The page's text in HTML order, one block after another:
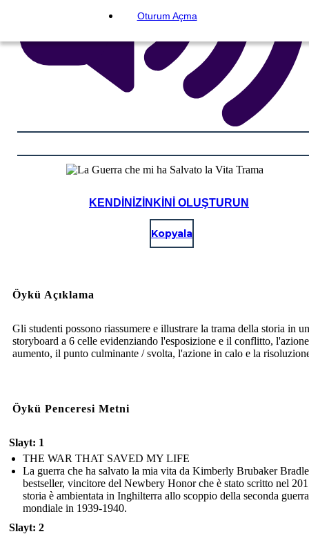
Oturum Açma
KENDINIZINKINI OLUŞTURUN
Kopyala
Öykü Açıklama
Gli studenti possono riassumere e illustrare la trama della storia in
storyboard a 6 celle evidenziando l'esposizione e il conflitto,
aumento, il punto culminante / svolta, l'azione in calo e la
Öykü Penceresi Metni
Slayt: 1
THE WAR THAT SAVED MY LIFE
La guerra che ha salvato la mia vita da Kimberly Brubaker
bestseller, vincitore del Newbery Honor che è stato scritto nel
storia è ambientata in Inghilterra allo scoppio della seconda guerra
mondiale in 1939-1940.
Slayt: 2